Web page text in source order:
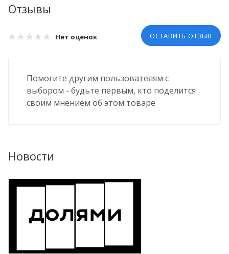
Отзывы
Нет оценок ОСТАВИТЬ ОТЗЫВ
Помогите другим пользователям с
выбором - будьте первым, кто поделится
своим мнением об этом товаре
Новости